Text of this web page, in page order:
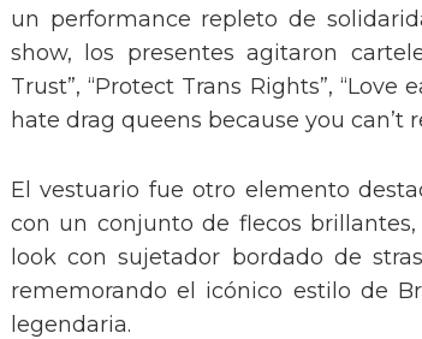
un performance repleto de
show, los presentes agitaron
Trust”, “Protect Trans Rights”, “Love
hate drag queens because you can’t
El vestuario fue otro elemento
con un conjunto de flecos
look con sujetador bordado de
rememorando el icónico estilo de
legendaria.